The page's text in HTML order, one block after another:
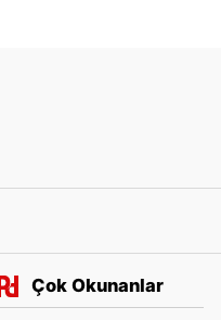
Çok Okunanlar